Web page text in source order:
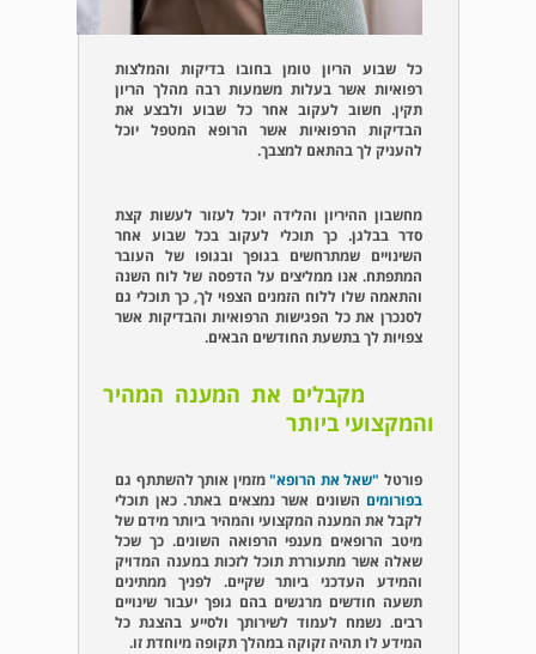
כל שבוע הריון טומן בחובו בדיקות והמלצות
רפואיות אשר בעלות משמעות רבה מהלך הריון
תקין. חשוב לעקוב אחר כל שבוע ולבצע את
הבדיקות הרפואיות אשר הרופא המטפל יוכל
להעניק לך בהתאם למצבך.
מחשבון ההיריון והלידה יוכל לעזור לעשות קצת
סדר בבלגן. כך תוכלי לעקוב בכל שבוע אחר
השינויים שמתרחשים בגופך ובגופו של העובר
המתפתח. אנו ממליצים על הדפסה של לוח השנה
והתאמה שלו ללוח הזמנים הצפוי לך, כך תוכלי גם
לסנכרן את כל הפגישות הרפואיות והבדיקות אשר
צפויות לך בתשעת החודשים הבאים.
מקבלים את המענה המהיר
והמקצועי ביותר
פורטל "שאל את הרופא"מזמין אותך להשתתף גם
בפורומים השונים אשר נמצאים באתר. כאן תוכלי
לקבל את המענה המקצועי והמהיר ביותר מידם של
מיטב הרופאים מענפי הרפואה השונים. כך שכל
שאלה אשר מתעוררת תוכל לזכות במענה המדויק
והמידע העדכני ביותר שקיים. לפניך ממתינים
תשעה חודשים מרגשים בהם גופך יעבור שינויים
רבים. נשמח לעמוד לשירותך ולסייע בהצגת כל
המידע לו תהיה זקוקה במהלך תקופה מיוחדת זו.